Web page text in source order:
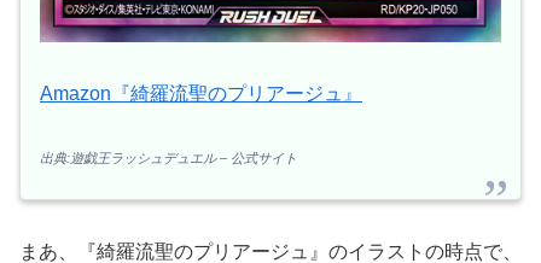
Amazon『綺羅流聖のプリアージュ』
出典:遊戯王ラッシュデュエル – 公式サイト
まあ、『綺羅流聖のプリアージュ』のイラストの時点で、